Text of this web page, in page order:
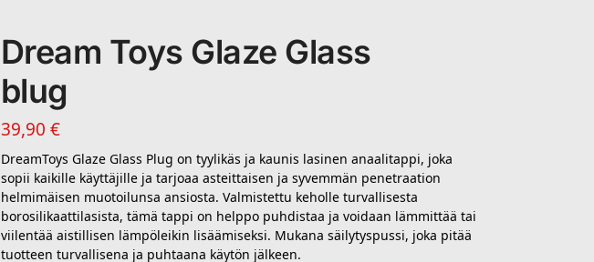
Dream Toys Glaze Glass
blug
39,90 €
DreamToys Glaze Glass Plug on tyylikäs ja kaunis lasinen anaalitappi, joka
sopii kaikille käyttäjille ja tarjoaa asteittaisen ja syvemmän penetraation
helmimäisen muotoilunsa ansiosta. Valmistettu keholle turvallisesta
borosilikaattilasista, tämä tappi on helppo puhdistaa ja voidaan lämmittää tai
viilentää aistillisen lämpöleikin lisäämiseksi. Mukana säilytyspussi, joka pitää
tuotteen turvallisena ja puhtaana käytön jälkeen.